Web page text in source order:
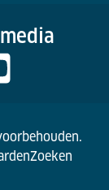
Zoeken